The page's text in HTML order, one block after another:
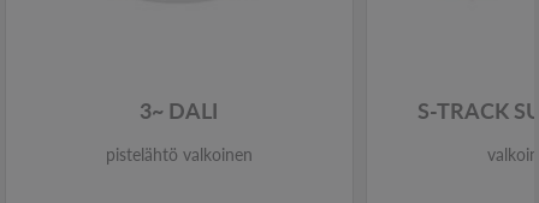
3~ DALI
pistelähtö valkoinen
S-TRACK